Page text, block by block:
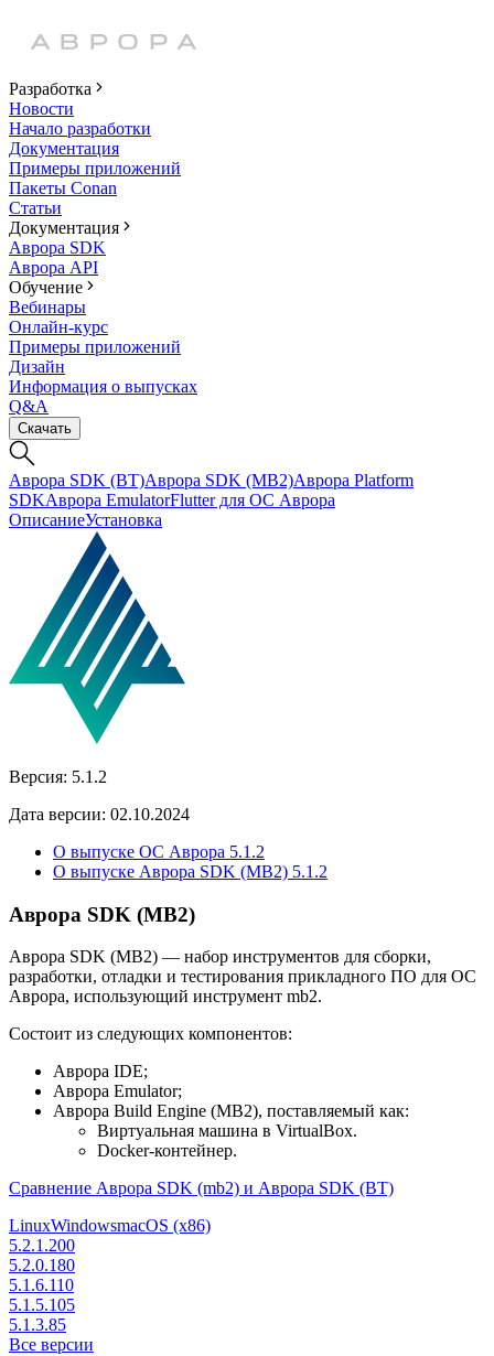
Разработка
Новости
Начало разработки
Документация
Примеры приложений
Пакеты Conan
Статьи
Документация
Аврора SDK
Аврора API
Обучение
Вебинары
Онлайн-курс
Примеры приложений
Дизайн
Информация о выпусках
Q&A
Скачать
Аврора SDK (BT)Аврора SDK (MB2)Аврора Platform
SDKАврора EmulatorFlutter для ОС Аврора
ОписаниеУстановка
Версия: 5.1.2
Дата версии: 02.10.2024
О выпуске ОС Аврора 5.1.2
О выпуске Аврора SDK (MB2) 5.1.2
Аврора SDK (MB2)
Аврора SDK (MB2) — набор инструментов для сборки,
разработки, отладки и тестирования прикладного ПО для ОС
Аврора, использующий инструмент mb2.
Состоит из следующих компонентов:
Аврора IDE;
Аврора Emulator;
Аврора Build Engine (MB2), поставляемый как:
Виртуальная машина в VirtualBox.
Docker-контейнер.
Сравнение Аврора SDK (mb2) и Аврора SDK (BT)
LinuxWindowsmacOS (x86)
5.2.1.200
5.2.0.180
5.1.6.110
5.1.5.105
5.1.3.85
Все версии